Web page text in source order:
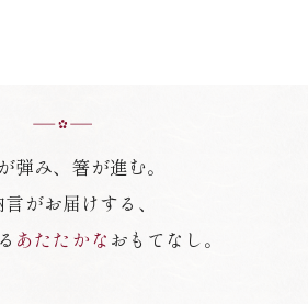
弾み、箸が進む。
がお届けする、
あたたかな おもてなし。